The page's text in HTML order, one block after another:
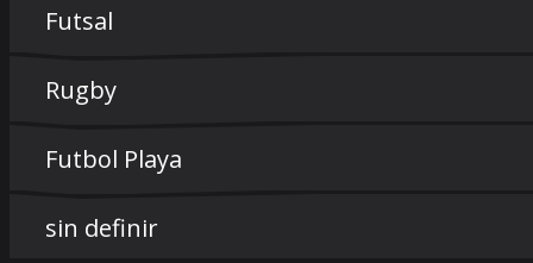
Futsal
Rugby
Futbol Playa
sin definir